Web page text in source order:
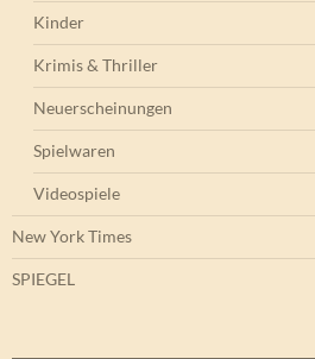
Kinder
Krimis & Thriller
Neuerscheinungen
Spielwaren
Videospiele
New York Times
SPIEGEL